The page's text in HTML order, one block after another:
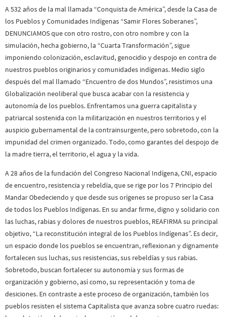
A 532 años de la mal llamada “Conquista de América”, desde la Casa de
los Pueblos y Comunidades Indígenas “Samir Flores Soberanes”,
DENUNCIAMOS que con otro rostro, con otro nombre y con la
simulación, hecha gobierno, la “Cuarta Transformación”, sigue
imponiendo colonización, esclavitud, genocidio y despojo en contra de
nuestros pueblos originarios y comunidades indígenas. Medio siglo
después del mal llamado “Encuentro de dos Mundos”, resistimos una
Globalización neoliberal que busca acabar con la resistencia y
autonomía de los pueblos. Enfrentamos una guerra capitalista y
patriarcal sostenida con la militarización en nuestros territorios y el
auspicio gubernamental de la contrainsurgente, pero sobretodo, con la
impunidad del crimen organizado. Todo, como garantes del despojo de
la madre tierra, el territorio, el agua y la vida.
A 28 años de la fundación del Congreso Nacional Indígena, CNI, espacio
de encuentro, resistencia y rebeldía, que se rige por los 7 Principio del
Mandar Obedeciendo y que desde sus orígenes se propuso ser la Casa
de todos los Pueblos Indígenas. En su andar firme, digno y solidario con
las luchas, rabias y dolores de nuestros pueblos, REAFIRMA su principal
objetivo, “La reconstitución integral de los Pueblos Indígenas”. Es decir,
un espacio donde los pueblos se encuentran, reflexionan y dignamente
fortalecen sus luchas, sus resistencias, sus rebeldías y sus rabias.
Sobretodo, buscan fortalecer su autonomía y sus formas de
organización y gobierno, así como, su representación y toma de
desiciones. En contraste a este proceso de organización, también los
pueblos resisten el sistema Capitalista que avanza sobre cuatro ruedas: